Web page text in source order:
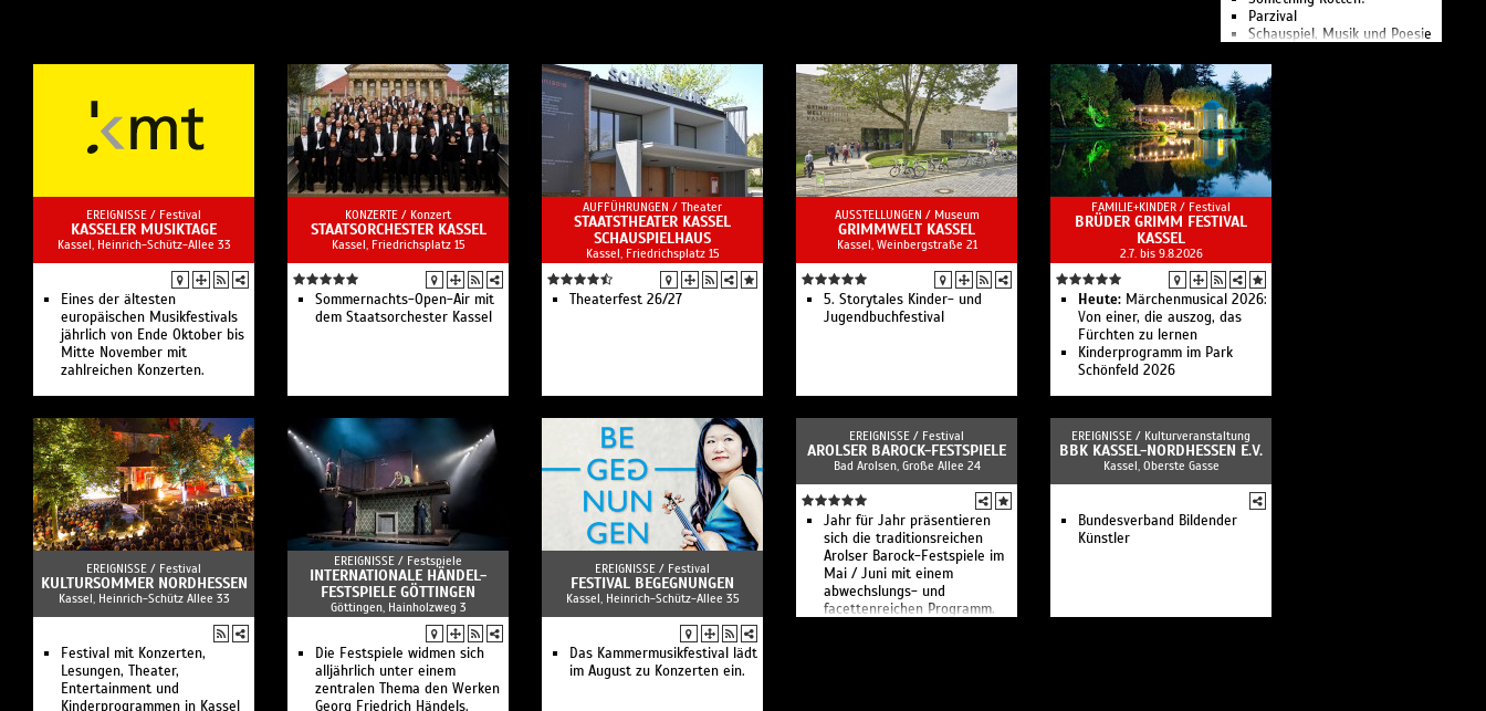
Parzival
Schauspiel, Musik und Poesie
der Stiftsruine. Die Bad
Hersfelder Festspiele
verzaubern jeden Sommer mit
unvergesslichen Momenten
unter freiem Himmel.
EREIGNISSE / Festival
KASSELER MUSIKTAGE
Kassel, Heinrich-Schütz-Allee 33
Eines der ältesten
europäischen Musikfestivals
jährlich von Ende Oktober bis
Mitte November mit
zahlreichen Konzerten.
KONZERTE / Konzert
STAATSORCHESTER KASSEL
Kassel, Friedrichsplatz 15
Sommernachts-Open-Air mit
dem Staatsorchester Kassel
AUFFÜHRUNGEN / Theater
STAATSTHEATER KASSEL
SCHAUSPIELHAUS
Kassel, Friedrichsplatz 15
Theaterfest 26/27
AUSSTELLUNGEN / Museum
GRIMMWELT KASSEL
Kassel, Weinbergstraße 21
5. Storytales Kinder- und
Jugendbuchfestival
FAMILIE+KINDER / Festival
BRÜDER GRIMM FESTIVAL
KASSEL
2.7. bis 9.8.2026
Heute: Märchenmusical 2026:
Von einer, die auszog, das
Fürchten zu lernen
Kinderprogramm im Park
Schönfeld 2026
EREIGNISSE / Festival
KULTURSOMMER NORDHESSEN
Kassel, Heinrich-Schütz Allee 33
Festival mit Konzerten,
Lesungen, Theater,
Entertainment und
Kinderprogrammen in Kassel
EREIGNISSE / Festspiele
INTERNATIONALE HÄNDEL-
FESTSPIELE GÖTTINGEN
Göttingen, Hainholzweg 3
Die Festspiele widmen sich
alljährlich unter einem
zentralen Thema den Werken
Georg Friedrich Händels.
EREIGNISSE / Festival
FESTIVAL BEGEGNUNGEN
Kassel, Heinrich-Schütz-Allee 35
Das Kammermusikfestival lädt
im August zu Konzerten ein.
EREIGNISSE / Festival
AROLSER BAROCK-FESTSPIELE
Bad Arolsen, Große Allee 24
Jahr für Jahr präsentieren
sich die traditionsreichen
Arolser Barock-Festspiele im
Mai / Juni mit einem
abwechslungs- und
facettenreichen Programm.
EREIGNISSE / Kulturveranstaltung
BBK KASSEL-NORDHESSEN E.V.
Kassel, Oberste Gasse
Bundesverband Bildender
Künstler